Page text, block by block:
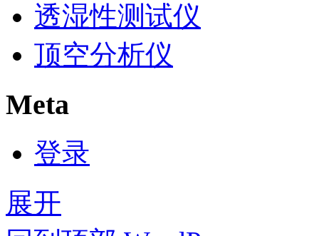
透湿性测试仪
顶空分析仪
Meta
登录
展开